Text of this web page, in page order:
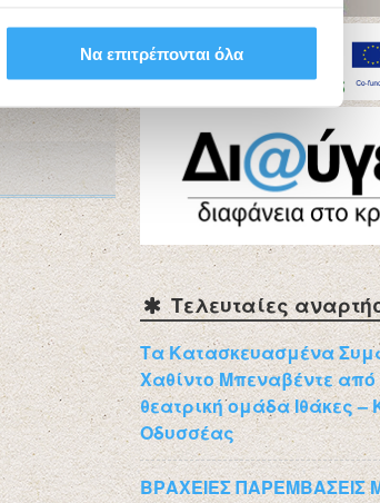
Να επιτρέπονται όλα
Τελευταίες
Τα Κατασκευασμένα
Χαθίντο Μπεναβέντε από
θεατρική ομάδα Ιθάκες –
Οδυσσέας
ΒΡΑΧΕΙΕΣ ΠΑΡΕΜΒΑΣΕΙΣ